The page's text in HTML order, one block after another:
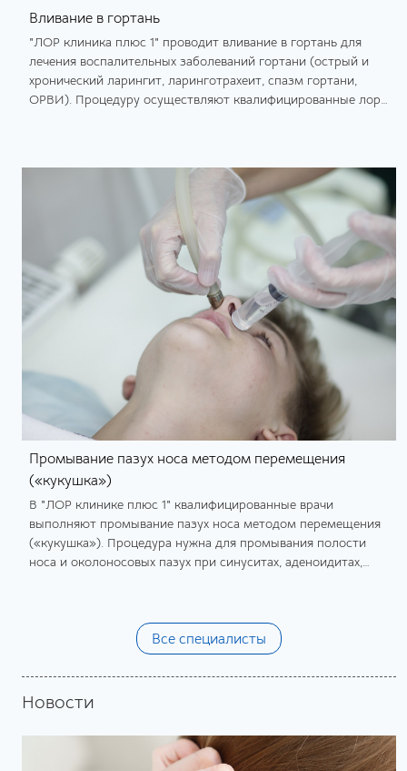
Вливание в гортань
"ЛОР клиника плюс 1" проводит вливание в гортань для
лечения воспалительных заболеваний гортани (острый и
хронический ларингит, ларинготрахеит, спазм гортани,
ОРВИ). Процедуру осуществляют квалифицированные лор-
Промывание пазух носа методом перемещения
(«кукушка»)
В "ЛОР клинике плюс 1" квалифицированные врачи
выполняют промывание пазух носа методом перемещения
(«кукушка»). Процедура нужна для промывания полости
носа и околоносовых пазух при синуситах, аденоидитах,
Все специалисты
Новости